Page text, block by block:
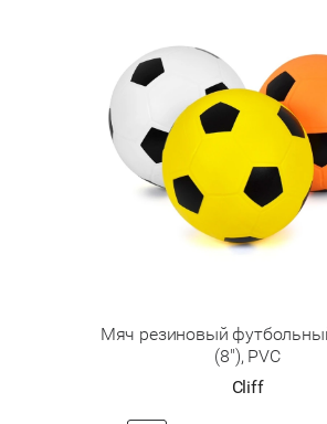
Мяч резиновый
(8"), PVC
Cliff